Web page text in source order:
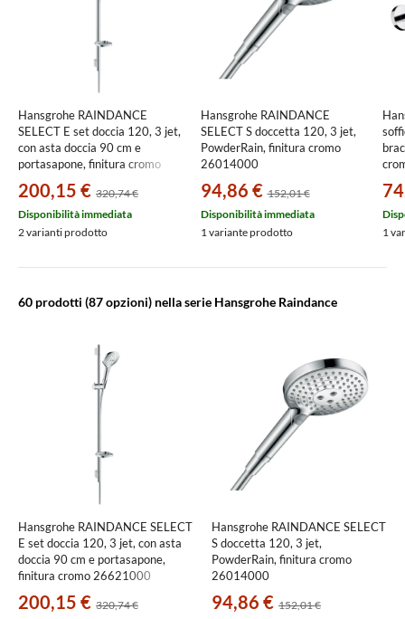
Hansgrohe RAINDANCE
SELECT E set doccia 120, 3 jet,
con asta doccia 90 cm e
portasapone, finitura cromo
26621000
200,15 € 320,74 €
Disponibilità immediata
2 varianti prodotto
Hansgrohe RAINDANCE
SELECT S doccetta 120, 3 jet,
PowderRain, finitura cromo
26014000
94,86 € 152,01 €
Disponibilità immediata
1 variante prodotto
1
60 prodotti (87 opzioni) nella serie Hansgrohe Raindance
Hansgrohe RAINDANCE SELECT
E set doccia 120, 3 jet, con asta
doccia 90 cm e portasapone,
finitura cromo 26621000
200,15 € 320,74 €
Hansgrohe RAINDANCE SELECT
S doccetta 120, 3 jet,
PowderRain, finitura cromo
26014000
94,86 € 152,01 €